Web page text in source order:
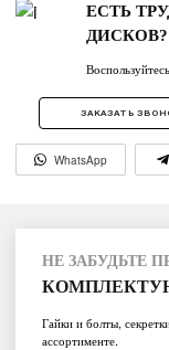
ЕСТЬ
ДИСКОВ?
ЗАКАЗАТЬ
WhatsApp
НЕ ЗАБУДЬТЕ
Гайки и болты,
ассортименте.